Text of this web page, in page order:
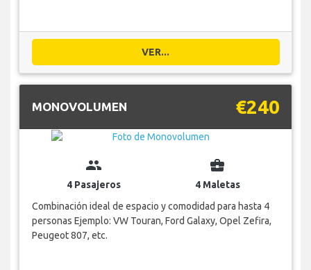
VER...
MONOVOLUMEN €240
group
4 Pasajeros
business_center
4 Maletas
Combinación ideal de espacio y comodidad para hasta 4
personas Ejemplo: VW Touran, Ford Galaxy, Opel Zefira,
Peugeot 807, etc.